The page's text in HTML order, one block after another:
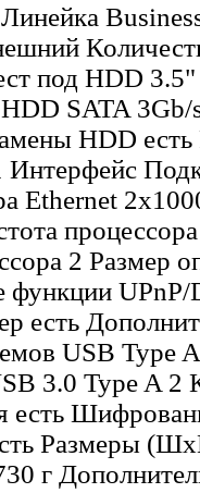
под HDD 3.5"
SATA 3Gb/
HDD
Ethernet
2 Размер
функции
есть
USB Type
3.0 Type A 2
есть
Размеры
г